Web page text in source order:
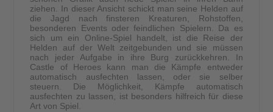
ziehen. In dieser Ansicht schickt man seine Helden auf
die Jagd nach finsteren Kreaturen, Rohstoffen,
besonderen Events oder feindlichen Spielern. Da es
sich um ein Online-Spiel handelt, ist die Reise der
Helden auf der Welt zeitgebunden und sie müssen
nach jeder Aufgabe in ihre Burg zurückkehren. In
Castle of Heroes kann man die Kämpfe entweder
automatisch ausfechten lassen, oder sie selber
steuern. Die Möglichkeit, Kämpfe automatisch
ausfechten zu lassen, ist besonders hilfreich für diese
Art von Spiel.